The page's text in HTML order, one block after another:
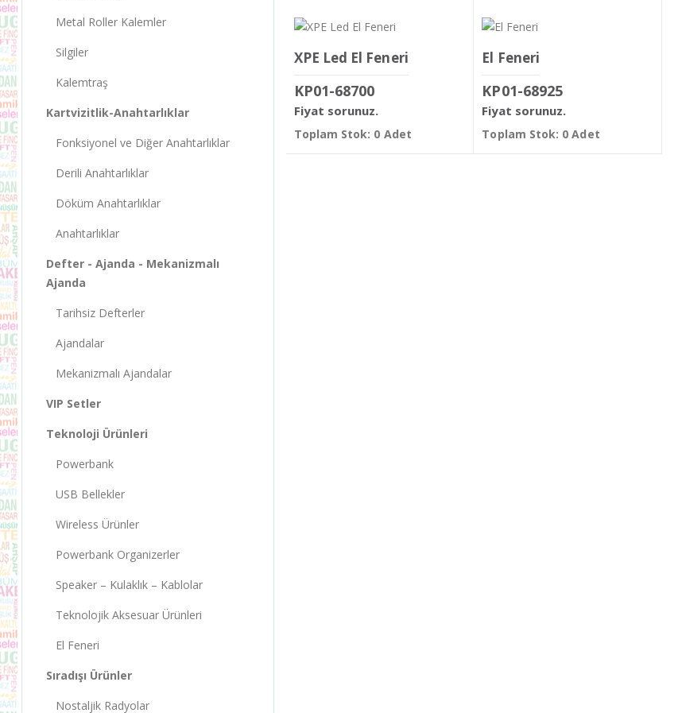
Metal Roller Kalemler
Silgiler
Kalemtraş
Kartvizitlik-Anahtarlıklar
Fonksiyonel ve Diğer Anahtarlıklar
Derili Anahtarlıklar
Döküm Anahtarlıklar
Anahtarlıklar
Defter - Ajanda - Mekanizmalı
Ajanda
Tarihsiz Defterler
Ajandalar
Mekanizmalı Ajandalar
VIP Setler
Teknoloji Ürünleri
Powerbank
USB Bellekler
Wireless Ürünler
Powerbank Organizerler
Speaker – Kulaklık – Kablolar
Teknolojik Aksesuar Ürünleri
El Feneri
Sıradışı Ürünler
Nostaljik Radyolar
XPE Led El Feneri
KP01-68700
Fiyat sorunuz.
Toplam Stok: 0 Adet
El Feneri
KP01-68925
Fiyat sorunuz.
Toplam Stok: 0 Adet